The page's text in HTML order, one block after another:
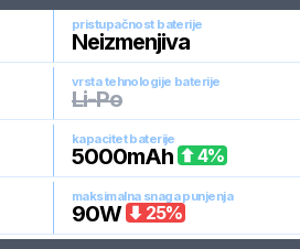
pristupačnost baterije
Neizmenjiva
vrsta tehnologije baterije
Li-Po
kapacitet baterije
5000mAh 4%
maksimalna snaga punjenja
90W 25%